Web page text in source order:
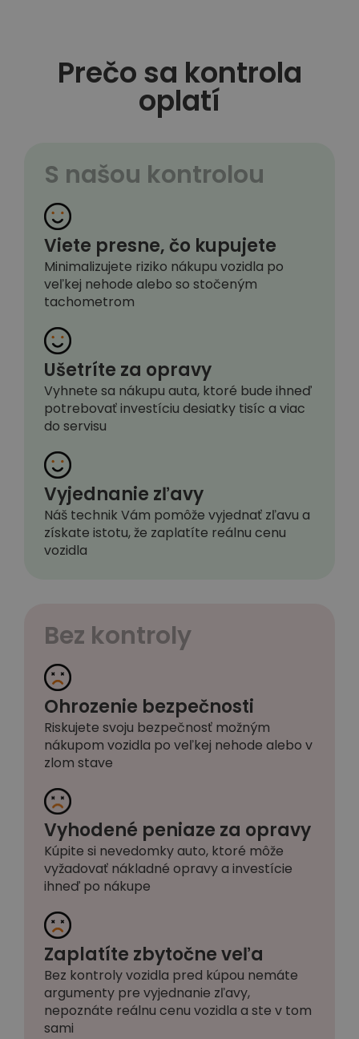
Prečo sa kontrola
oplatí
S našou kontrolou
Viete presne, čo kupujete
Minimalizujete riziko nákupu vozidla po
veľkej nehode alebo so stočeným
tachometrom
Ušetríte za opravy
Vyhnete sa nákupu auta, ktoré bude ihneď
potrebovať investíciu desiatky tisíc a viac
do servisu
Vyjednanie zľavy
Náš technik Vám pomôže vyjednať zľavu a
získate istotu, že zaplatíte reálnu cenu
vozidla
Bez kontroly
Ohrozenie bezpečnosti
Riskujete svoju bezpečnosť možným
nákupom vozidla po veľkej nehode alebo v
zlom stave
Vyhodené peniaze za opravy
Kúpite si nevedomky auto, ktoré môže
vyžadovať nákladné opravy a investície
ihneď po nákupe
Zaplatíte zbytočne veľa
Bez kontroly vozidla pred kúpou nemáte
argumenty pre vyjednanie zľavy,
nepoznáte reálnu cenu vozidla a ste v tom
sami